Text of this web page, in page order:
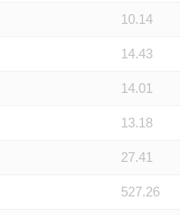
10.14
14.43
14.01
13.18
27.41
527.26